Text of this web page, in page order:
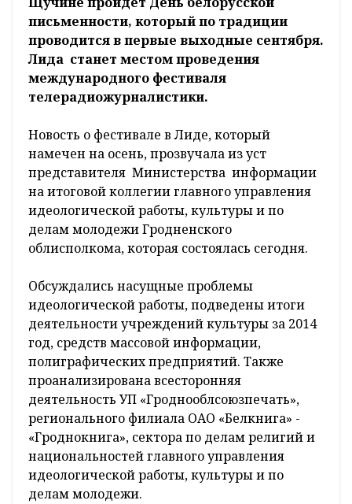
письменности, который по традиции
проводится в первые выходные сентября.
Лида станет местом проведения
международного фестиваля
телерадиожурналистики.
Новость о фестивале в Лиде, который
намечен на осень, прозвучала из уст
представителя Министерства информации
на итоговой коллегии главного управления
идеологической работы, культуры и по
делам молодежи Гродненского
облисполкома, которая состоялась сегодня.
Обсуждались насущные проблемы
идеологической работы, подведены итоги
деятельности учреждений культуры за 2014
год, средств массовой информации,
полиграфических предприятий. Также
проанализирована всесторонняя
деятельность УП «Гроднооблсоюзпечать»,
регионального филиала ОАО «Белкнига» -
«Гроднокнига», сектора по делам религий и
национальностей главного управления
идеологической работы, культуры и по
делам молодежи.